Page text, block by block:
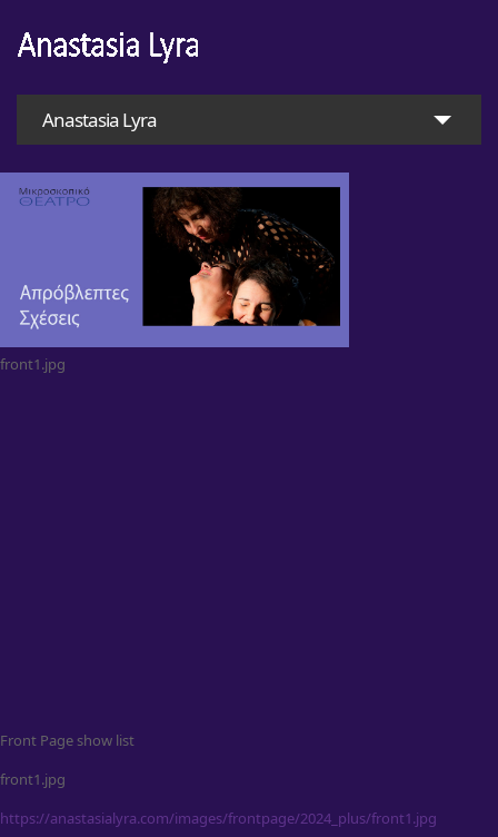
Anastasia Lyra
front1.jpg
Front Page show list
front1.jpg
https://anastasialyra.com/images/frontpage/2024_plus/front1.jpg